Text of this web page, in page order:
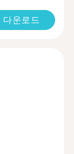
다운로드